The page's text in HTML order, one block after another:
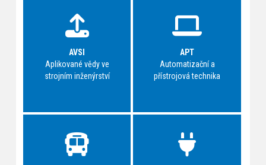
AVSI
Aplikované vědy ve
strojním inženýrství
APT
Automatizační a
přístrojová technika